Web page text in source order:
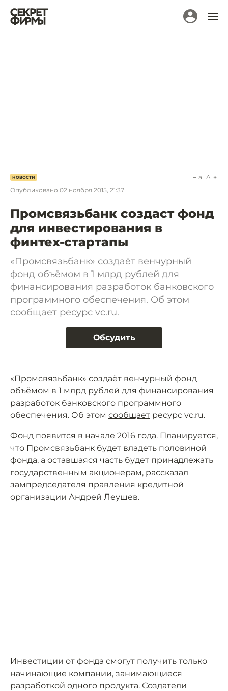
НОВОСТИ
Опубликовано 02 ноября 2015, 21:37
a A
Промсвязьбанк создаст фонд
для инвестирования в
финтех-стартапы
«Промсвязьбанк» создаёт венчурный
фонд объёмом в 1 млрд рублей для
финансирования разработок банковского
программного обеспечения. Об этом
сообщает ресурс vc.ru.
Обсудить
«Промсвязьбанк» создаёт венчурный фонд
объёмом в 1 млрд рублей для финансирования
разработок банковского программного
обеспечения. Об этом сообщает ресурс vc.ru.
Фонд появится в начале 2016 года. Планируется,
что Промсвязьбанк будет владеть половиной
фонда, а оставшаяся часть будет принадлежать
государственным акционерам, рассказал
зампредседателя правления кредитной
организации Андрей Леушев.
Инвестиции от фонда смогут получить только
начинающие компании, занимающиеся
разработкой одного продукта. Создатели